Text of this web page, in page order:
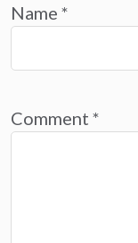
Name *
Comment *